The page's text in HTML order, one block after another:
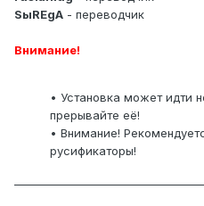
SыREgA - переводчик
Внимание!
• Установка может идти
прерывайте её!
• Внимание!
русификаторы!